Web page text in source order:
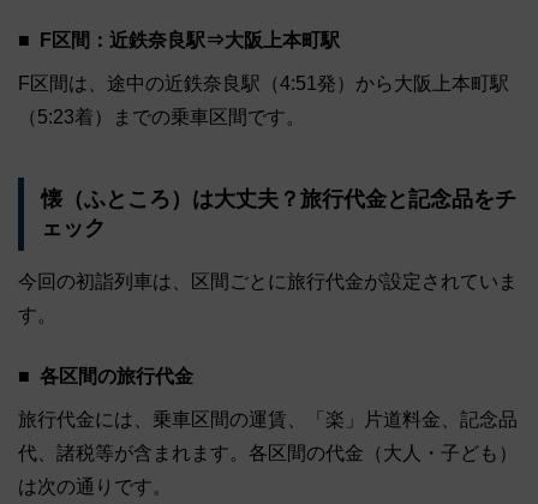
F区間：近鉄奈良駅⇒大阪上本町駅
F区間は、途中の近鉄奈良駅（4:51発）から大阪上本町駅
（5:23着）までの乗車区間です。
懐（ふところ）は大丈夫？旅行代金と記念品をチ
ェック
今回の初詣列車は、区間ごとに旅行代金が設定されていま
す。
各区間の旅行代金
旅行代金には、乗車区間の運賃、「楽」片道料金、記念品
代、諸税等が含まれます。各区間の代金（大人・子ども）
は次の通りです。